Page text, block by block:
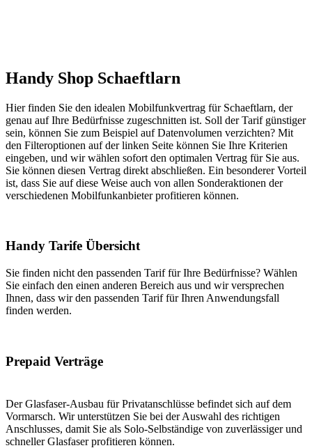
Handy Shop Schaeftlarn
Hier finden Sie den idealen Mobilfunkvertrag für Schaeftlarn, der
genau auf Ihre Bedürfnisse zugeschnitten ist. Soll der Tarif günstiger
sein, können Sie zum Beispiel auf Datenvolumen verzichten? Mit
den Filteroptionen auf der linken Seite können Sie Ihre Kriterien
eingeben, und wir wählen sofort den optimalen Vertrag für Sie aus.
Sie können diesen Vertrag direkt abschließen. Ein besonderer Vorteil
ist, dass Sie auf diese Weise auch von allen Sonderaktionen der
verschiedenen Mobilfunkanbieter profitieren können.
Handy Tarife Übersicht
Sie finden nicht den passenden Tarif für Ihre Bedürfnisse? Wählen
Sie einfach den einen anderen Bereich aus und wir versprechen
Ihnen, dass wir den passenden Tarif für Ihren Anwendungsfall
finden werden.
Prepaid Verträge
Der Glasfaser-Ausbau für Privatanschlüsse befindet sich auf dem
Vormarsch. Wir unterstützen Sie bei der Auswahl des richtigen
Anschlusses, damit Sie als Solo-Selbständige von zuverlässiger und
schneller Glasfaser profitieren können.